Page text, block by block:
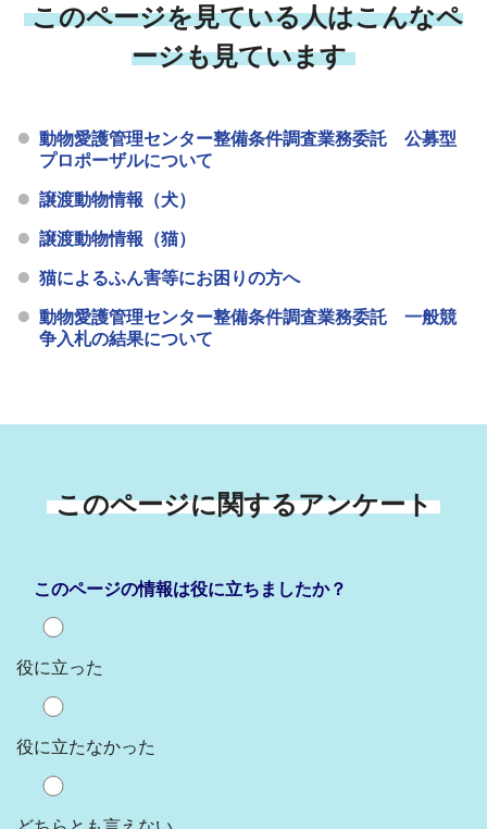
このページを見ている人はこんなペ
ージも見ています
動物愛護管理センター整備条件調査業務委託 公募型
プロポーザルについて
譲渡動物情報（犬）
譲渡動物情報（猫）
猫によるふん害等にお困りの方へ
動物愛護管理センター整備条件調査業務委託 一般競
争入札の結果について
このページに関するアンケート
このページの情報は役に立ちましたか？
役に立った
役に立たなかった